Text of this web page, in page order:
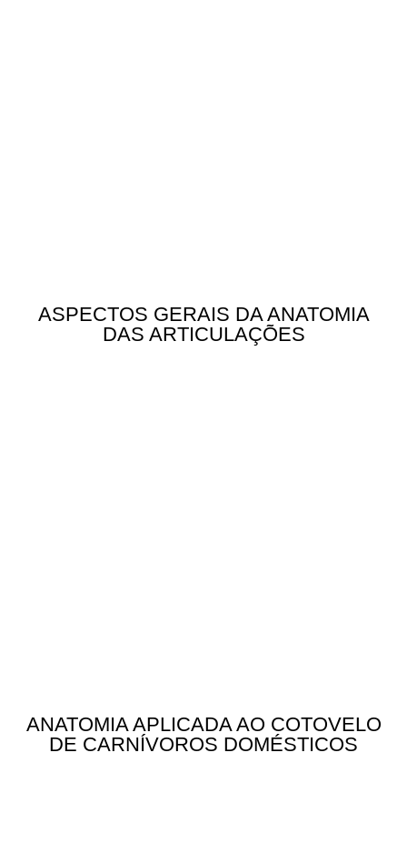
ASPECTOS GERAIS DA ANATOMIA
DAS ARTICULAÇÕES
ANATOMIA APLICADA AO COTOVELO
DE CARNÍVOROS DOMÉSTICOS